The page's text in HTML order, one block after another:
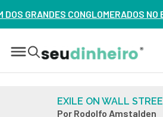
NO BRASIL? VEJA ERROS DE 3
EXILE ON WALL
Por Rodolfo Amstalden